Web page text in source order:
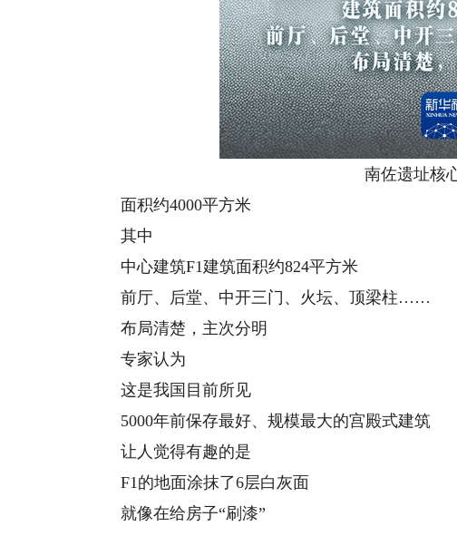
南佐遗址核心
面积约4000平方米
其中
中心建筑F1建筑面积约824平方米
前厅、后堂、中开三门、火坛、顶梁柱……
布局清楚，主次分明
专家认为
这是我国目前所见
5000年前保存最好、规模最大的宫殿式建筑
让人觉得有趣的是
F1的地面涂抹了6层白灰面
就像在给房子“刷漆”